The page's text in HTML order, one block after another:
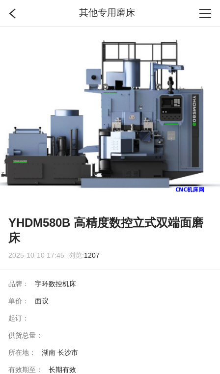
其他专用磨床
搜索
登录
YHDM580B 高精度数控立式双端面磨
床
2025-10-10 17:45 浏览:1207
品牌： 宇环数控机床
单价： 面议
起订：
供货总量：
所在地： 湖南 长沙市
有效期至： 长期有效